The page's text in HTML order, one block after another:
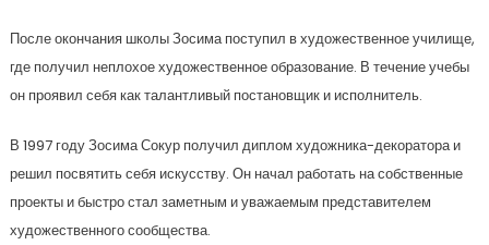
После окончания школы Зосима поступил в художественное училище,
где получил неплохое художественное образование. В течение учебы
он проявил себя как талантливый постановщик и исполнитель.
В 1997 году Зосима Сокур получил диплом художника-декоратора и
решил посвятить себя искусству. Он начал работать на собственные
проекты и быстро стал заметным и уважаемым представителем
художественного сообщества.